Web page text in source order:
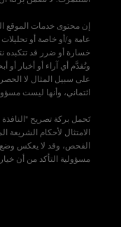
إن محتوى خدمات الموقع
عامة و/أو خاصة أو
خسارة أو ضرر قد تتكبده
وتُقدَّم أي آراء أو أخبار
على سبيل المثال لا
الامتثال لأحكام
مسؤولية التأكد من أن